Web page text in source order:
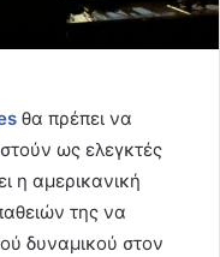
θα πρέπει να
ως ελεγκτές
η αμερικανική
της να
δυναμικού στον